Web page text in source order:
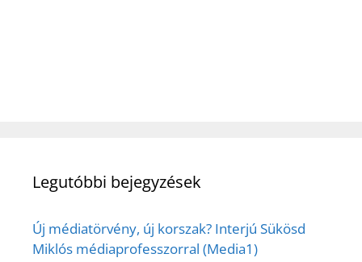
Legutóbbi bejegyzések
Új médiatörvény, új korszak? Interjú Sükösd
Miklós médiaprofesszorral (Media1)